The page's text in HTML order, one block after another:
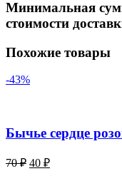
Минимальная
стоимости
Похожие товары
-43%
Бычье сердце
70₽ Первоначальная
40 ₽Текущая